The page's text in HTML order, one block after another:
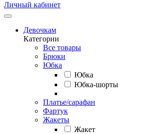
Личный кабинет
Девочкам
Категории
Все товары
Брюки
Юбка
Юбка
Юбка-шорты
Платье/сарафан
Фартук
Жакеты
Жакет